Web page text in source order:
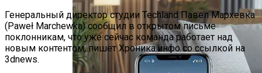
Ученые Назвали Новую Угрозу
Человечеству, Вызванную
Глобальным Потеплением
Генеральный директор студии Techland Павел Мархевка
(Paweł Marchewka) сообщил в открытом письме
поклонникам, что уже сейчас команда работает над
новым контентом, пишет Хроника.инфо со ссылкой на
3dnews.